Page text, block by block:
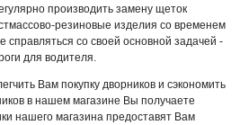
производить замену щеток
резиновые изделия со временем
справляться со своей основной задачей -
для водителя.
Вам покупку дворников и сэкономить
в нашем магазине Вы получаете
нашего магазина предоставят Вам